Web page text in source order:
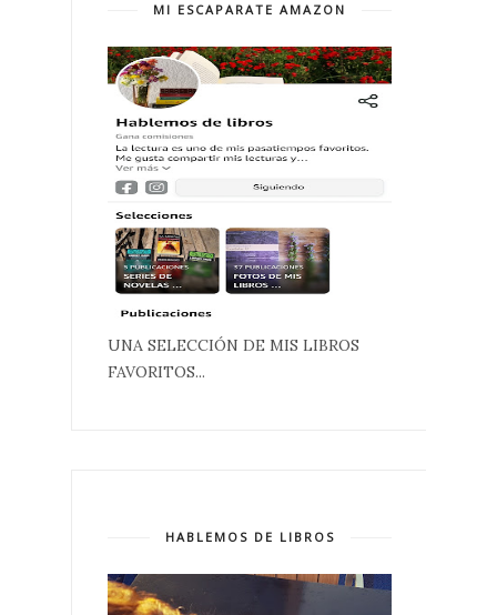
MI ESCAPARATE AMAZON
UNA SELECCIÓN DE MIS LIBROS
FAVORITOS...
HABLEMOS DE LIBROS